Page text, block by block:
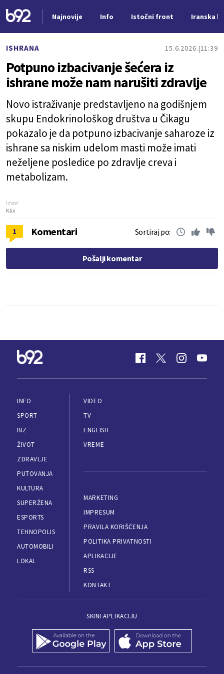
Najnovije Info Istočni front Iranska
ISHRANA 15.6.2026. 11:39
Potpuno izbacivanje šećera iz
ishrane može nam narušiti zdravlje
Novo istraživanje predstavljeno na godišnjem
skupu Endokrinološkog društva u Čikagu
pokazalo je da potpuno izbacivanje saharoze iz
ishrane sa niskim udelom masti može imati
neželjene posledice po zdravlje creva i
metabolizam.
Izvor:
Klix
1 Komentari Sortiraj po:
Pošalji komentar
INFO
SPORT
BIZ
ŽIVOT
ZDRAVLJE
PUTOVANJA
KULTURA
SUPERŽENA
ESPORTS
TEHNOPOLIS
AUTOMOBILI
LOKAL
VIDEO
TV
ENGLISH
VREME
MARKETING
IMPRESUM
PRAVILA KORIŠĆENJA
POLITIKA PRIVATNOSTI
APLIKACIJE
RSS
KONTAKT
SKINI APLIKACIJU